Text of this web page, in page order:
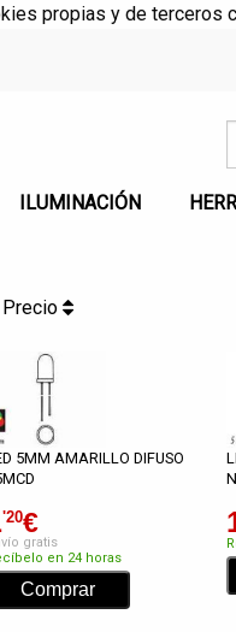
propias y de terceros
ILUMINACIÓN
Precio
5MM AMARILLO DIFUSO
'20€
gratis
en 24 horas